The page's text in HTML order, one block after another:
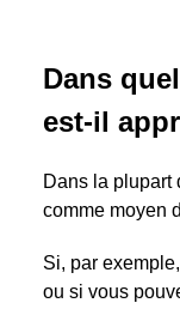
Dans
est-il
Dans la plupart
comme moyen
Si, par
ou si vous